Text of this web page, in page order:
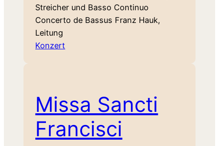
Streicher und Basso Continuo
Concerto de Bassus Franz Hauk,
Leitung
Konzert
Missa Sancti
Francisci